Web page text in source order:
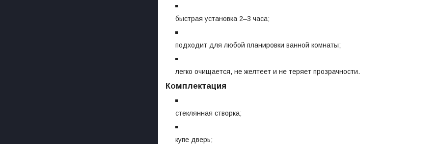
быстрая установка 2–3 часа;
подходит для любой планировки ванной комнаты;
легко очищается, не желтеет и не теряет прозрачности.
Комплектация
стеклянная створка;
купе дверь;